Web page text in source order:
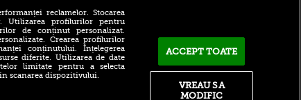
din
Adrian Mihalcea a
confirmat noul transfer la
UTA după remiza cu Rapid!
reclamelor. Stocarea
Utilizarea profilurilor pentru
de conținut personalizat.
Crearea profilurilor
conținutului. Înțelegerea
diferite. Utilizarea de date
limitate pentru a selecta
scanarea dispozitivului.
ACCEPT TOATE
VREAU SA
MODIFIC